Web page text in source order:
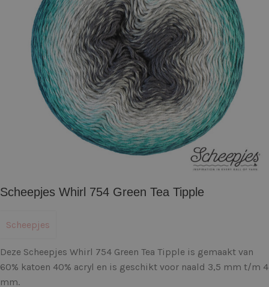
Scheepjes Whirl 754 Green Tea Tipple
Scheepjes
Deze Scheepjes Whirl 754 Green Tea Tipple is gemaakt van
60% katoen 40% acryl en is geschikt voor naald 3,5 mm t/m 4
mm.